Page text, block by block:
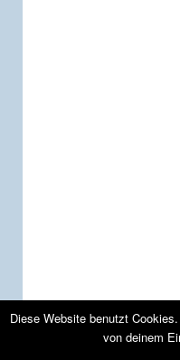
Diese Website benutzt
von deinem